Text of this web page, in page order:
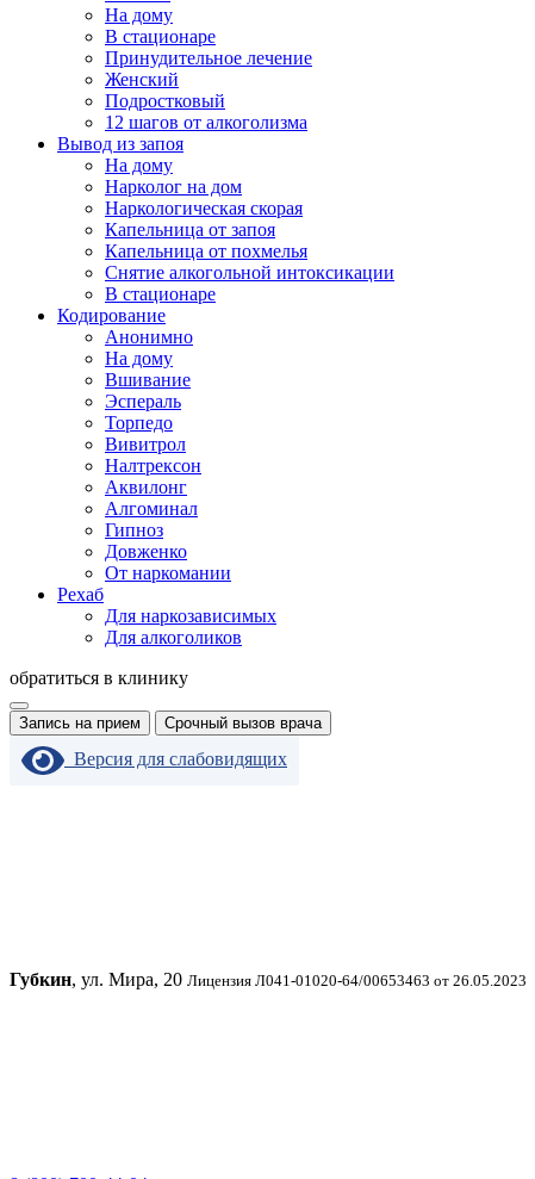
На дому
В стационаре
Принудительное лечение
Женский
Подростковый
12 шагов от алкоголизма
Вывод из запоя
На дому
Нарколог на дом
Наркологическая скорая
Капельница от запоя
Капельница от похмелья
Снятие алкогольной интоксикации
В стационаре
Кодирование
Анонимно
На дому
Вшивание
Эспераль
Торпедо
Вивитрол
Налтрексон
Аквилонг
Алгоминал
Гипноз
Довженко
От наркомании
Рехаб
Для наркозависимых
Для алкоголиков
обратиться в клинику
Запись на прием Срочный вызов врача
Версия для слабовидящих
Губкин, ул. Мира, 20 Лицензия Л041-01020-64/00653463 от 26.05.2023